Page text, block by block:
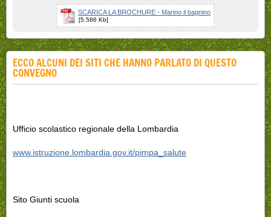
SCARICA LA BROCHURE - Marino il bagnino
[5.586 Kb]
ECCO ALCUNI DEI SITI CHE HANNO PARLATO DI QUESTO
CONVEGNO
Ufficio scolastico regionale della Lombardia
www.istruzione.lombardia.gov.it/pimpa_salute
Sito Giunti scuola